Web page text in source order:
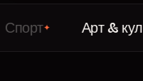
Арт & культура✦